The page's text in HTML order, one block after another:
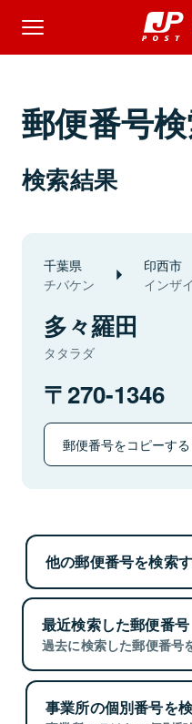
郵便番号
検索結果
千葉県
チバケン
印西市
インザ
多々羅田
タタラダ
270-1346
郵便番号をコピーする
他の郵便番号を検索
最近検索した郵便番号
過去に検索した郵便番号
事業所の個別番号を